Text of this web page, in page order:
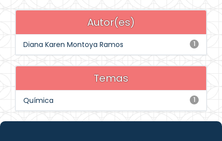
Autor(es)
1
Diana Karen Montoya Ramos
Temas
1
Química